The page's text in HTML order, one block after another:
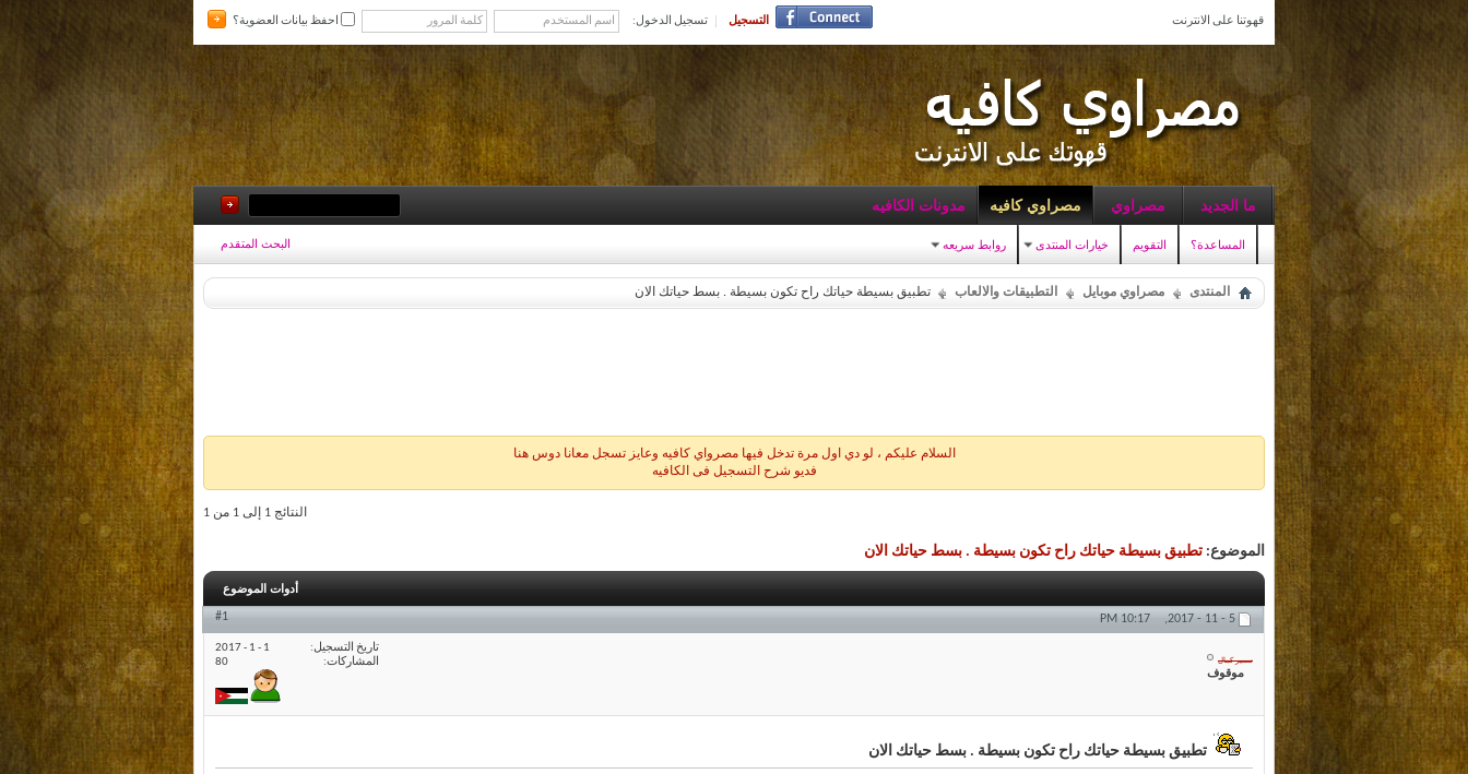
قهوتنا على الانترنت التسجيل تسجيل الدخول: احفظ بيانات العضوية؟
ما الجديد مصراوي مصراوي كافيه
المساعدة؟ التقويم خيارات المنتدى روابط سريعه
مدونات الكافيه
البحث المتقدم
المنتدى مصراوي موبايل التطبيقات والالعاب تطبيق بسيطة حياتك راح تكون بسيطة . بسط حياتك الان
السلام عليكم ، لو دي اول مرة تدخل فيها مصرواي كافيه وعايز تسجل معانا دوس هنا
فديو شرح التسجيل فى الكافيه
النتائج 1 إلى 1 من 1
الموضوع: تطبيق بسيطة حياتك راح تكون بسيطة . بسط حياتك الان
أدوات الموضوع
5 - 11 - 2017,
10:17 PM
#1
سمير كمال
موقوف
تاريخ التسجيل
1 - 1 - 2017
المشاركات
80
تطبيق بسيطة حياتك راح تكون بسيطة . بسط حياتك الان